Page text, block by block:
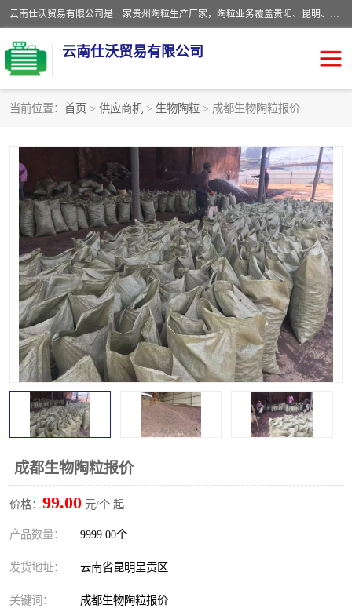
云南仕沃贸易有限公司是一家贵州陶粒生产厂家，陶粒业务覆盖贵阳、昆明、四川、云南、重庆等区域。批发贵阳陶粒、昆明陶粒、四川陶粒、云南陶粒、重庆陶粒，服务热线：*。仕沃贸易建材致力于建筑产业化、绿色建筑体系、产品和系统应用解决方案的企业。研发生产、销售和推广绿色建筑体系、建筑产业化体系的各种环保建筑产品。
云南仕沃贸易有限公司
当前位置： 首页 > 供应商机 > 生物陶粒 > 成都生物陶粒报价
成都生物陶粒报价
价格： 99.00 元/个 起
产品数量： 9999.00个
发货地址： 云南省昆明呈贡区
关键词： 成都生物陶粒报价
园林绿化陶粒 生物陶粒
陶粒砂 粘土陶粒
建筑陶粒 陶粒回填
轻质陶粒